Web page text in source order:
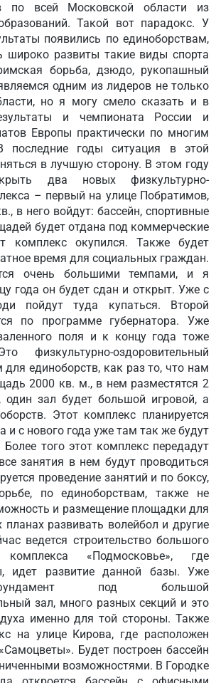
по всей Московской области из
Такой вот парадокс. У
появились по единоборствам,
широко развиты такие виды спорта
борьба, дзюдо, рукопашный
одним из лидеров не только
но я могу смело сказать и в
и чемпионата России и
Европы практически по многим
последние годы ситуация в этой
в лучшую сторону. В этом году
два новых физкультурно-
– первый на улице Побратимов,
в него войдут: бассейн, спортивные
будет отдана под коммерческие
комплекс окупился. Также будет
время для социальных граждан.
очень большими темпами, и я
года он будет сдан и открыт. Уже с
пойдут туда купаться. Второй
по программе губернатора. Уже
поля и к концу года тоже
физкультурно-оздоровительный
единоборств, как раз то, что нам
2000 кв. м., в нем разместятся 2
один зал будет большой игровой, а
Этот комплекс планируется
и с нового года уже там так же будут
того этот комплекс передадут
занятия в нем будут проводиться
проведение занятий и по боксу,
по единоборствам, также не
и размещение площадки для
развивать волейбол и другие
ведется строительство большого
комплекса «Подмосковье», где
идет развитие данной базы. Уже
под большой
зал, много разных секций и это
именно для той стороны. Также
на улице Кирова, где расположен
Будет построен бассейн
возможностями. В Городке